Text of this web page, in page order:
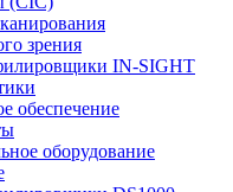
зрения
IN-SIGHT
обеспечение
оборудование